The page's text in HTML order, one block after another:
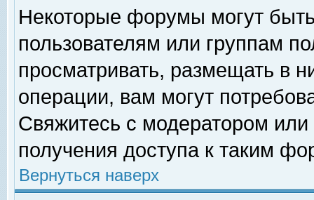
Некоторые форумы могут
пользователям или группам
просматривать, размещать в
операции, вам могут
Свяжитесь с модератором
получения доступа к таким
Вернуться наверх